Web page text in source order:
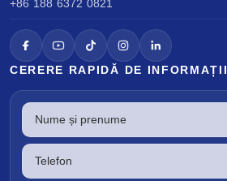
+86 188 6372 0821
CERERE RAPIDĂ DE INFORMAȚII